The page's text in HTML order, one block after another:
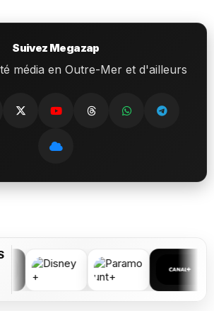
Suivez Megazap
média en Outre-Mer et d'ailleurs